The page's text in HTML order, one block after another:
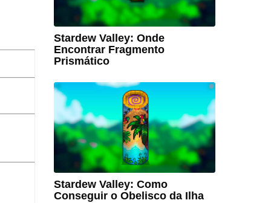
Stardew Valley: Onde
Encontrar Fragmento
Prismático
Stardew Valley: Como
Conseguir o Obelisco da Ilha